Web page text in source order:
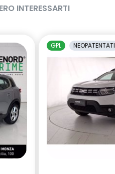
INTERESSARTI
GPL NEOPATENTATI